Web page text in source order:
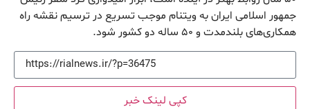
جمهور اسلامی ایران به ویتنام موجب تسریع در ترسیم نقشه راه
همکاری‌های بلندمدت و ۵۰ ساله دو کشور شود.
کپی لینک خبر